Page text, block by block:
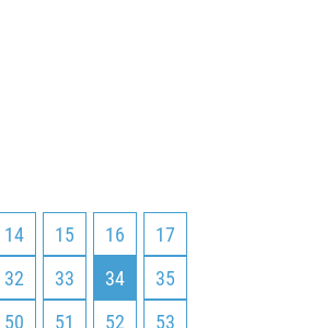
14 15 16
17
32 33 34
35
50 51 52 53